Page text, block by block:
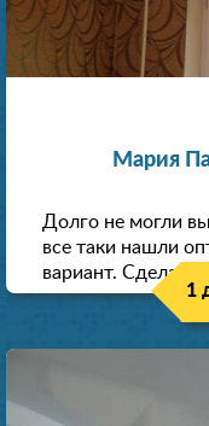
Мария
Долго не могли
все таки нашли
вариант. Сделали
1